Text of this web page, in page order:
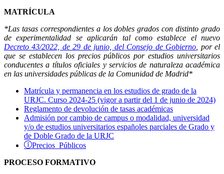
MATRÍCULA
*Las tasas correspondientes a los dobles grados con distinto grado
de experimentalidad se aplicarán tal como establece el nuevo
Decreto 43/2022, de 29 de junio, del Consejo de Gobierno , por el
que se establecen los precios públicos por estudios universitarios
conducentes a títulos oficiales y servicios de naturaleza académica
en las universidades públicas de la Comunidad de Madrid*
Matrícula y permanencia en los estudios de grado de la
URJC. Curso 2024-25 (vigor a partir del 1 de junio de 2024)
Reglamento de devolución de tasas académicas
Admisión por cambio de campus o modalidad, universidad
y/o de estudios universitarios españoles parciales de Grado y
de Doble Grado de la URJC
Precios Públicos
PROCESO FORMATIVO